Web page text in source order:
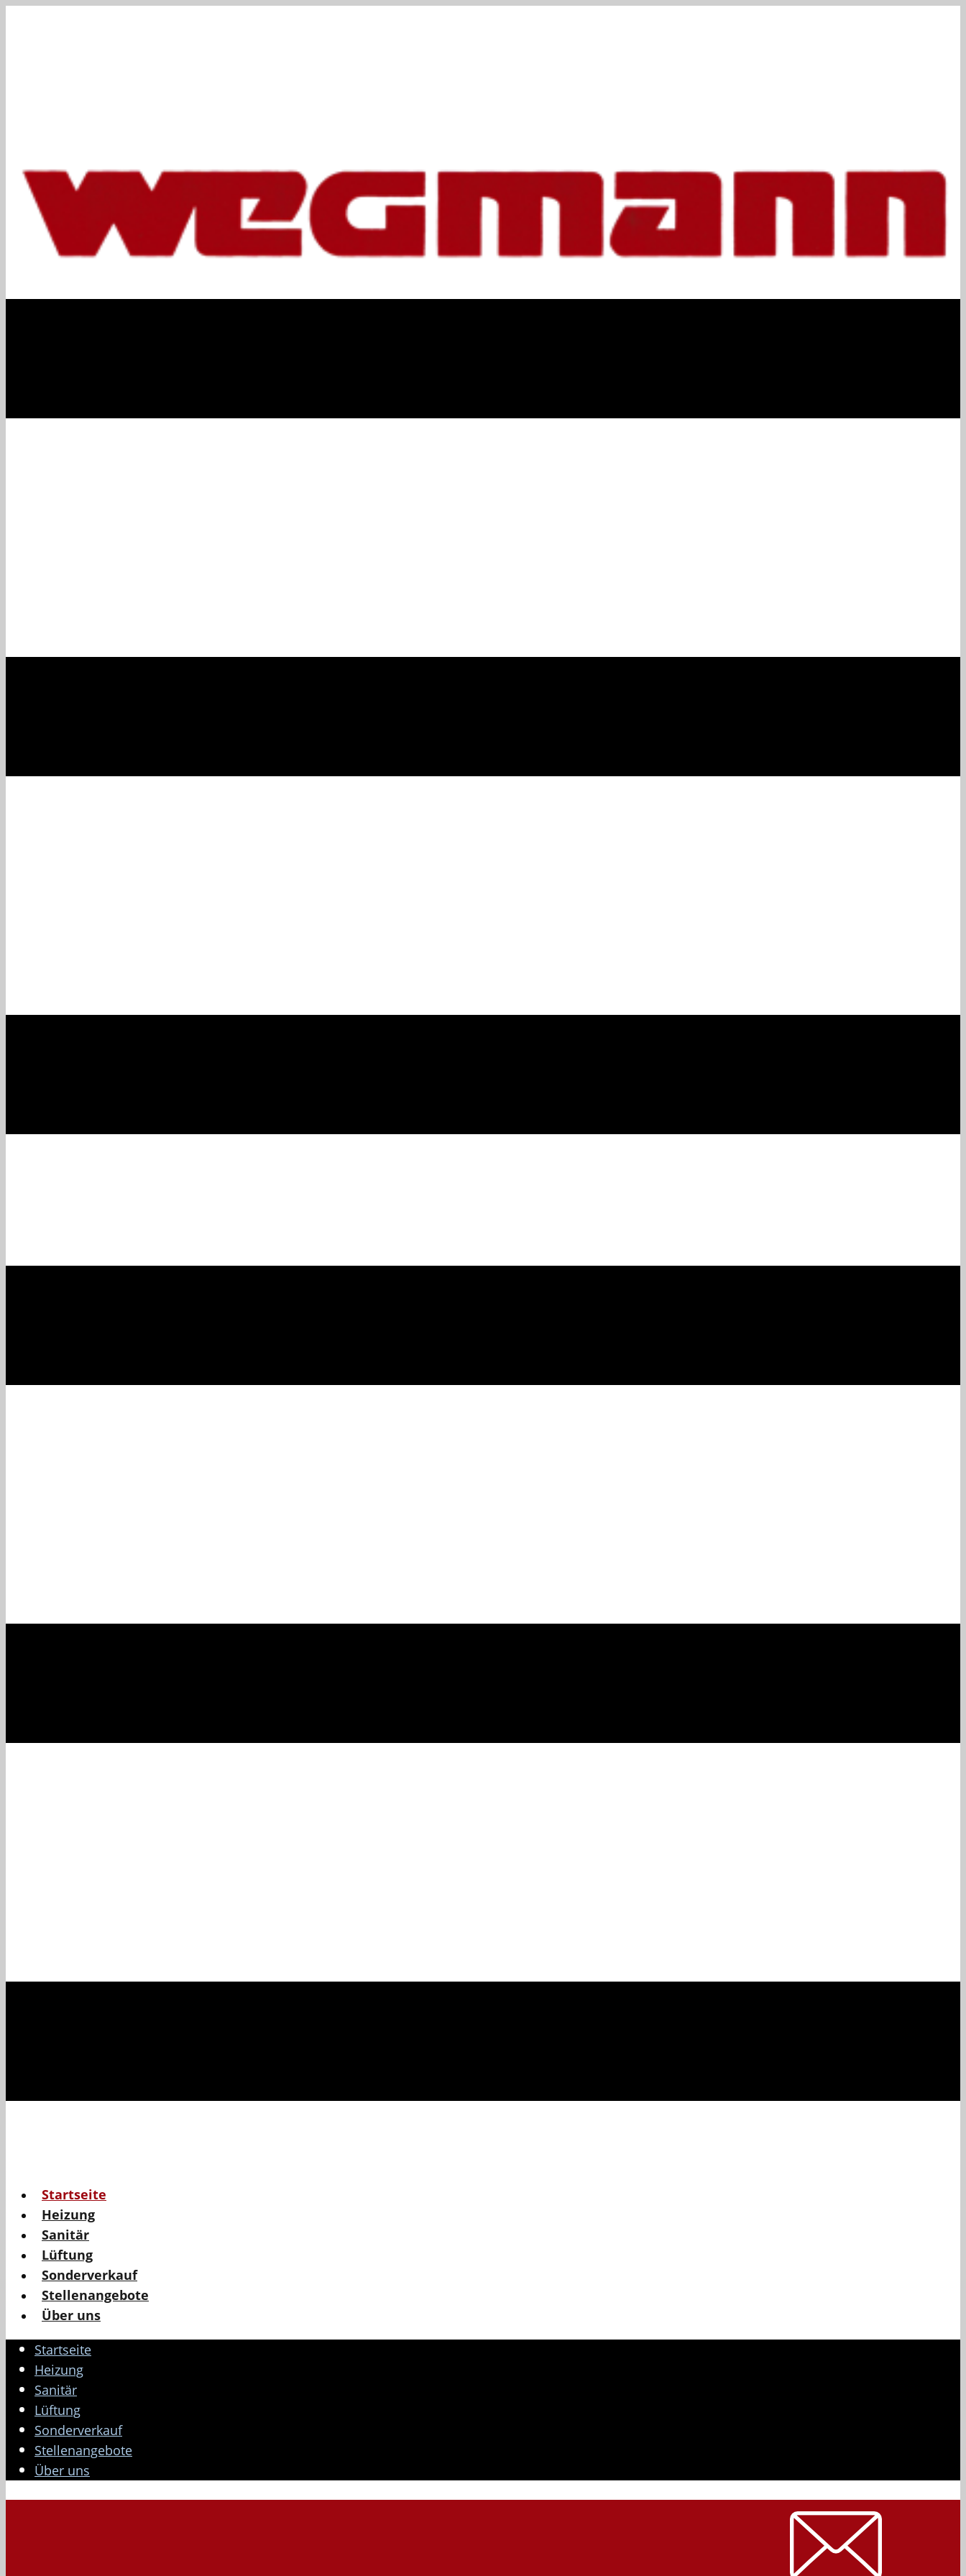
Startseite
Heizung
Sanitär
Lüftung
Sonderverkauf
Stellenangebote
Über uns
Startseite
Heizung
Sanitär
Lüftung
Sonderverkauf
Stellenangebote
Über uns